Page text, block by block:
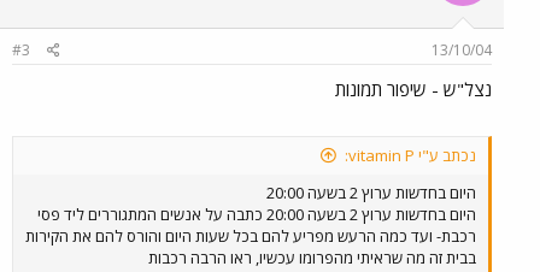
13/10/04
#3
נצל"ש - שיפור תמונות
נכתב ע"י vitamin P:
היום בחדשות ערוץ 2 בשעה 20:00
היום בחדשות ערוץ 2 בשעה 20:00 כתבה על אנשים המתגוררים ליד פסי
רכבת- ועד כמה הרעש מפריע להם בכל שעות היום והורס להם את הקירות
בבית זה מה שראיתי מהפרומו עכשיו, ראו הרבה רכבות